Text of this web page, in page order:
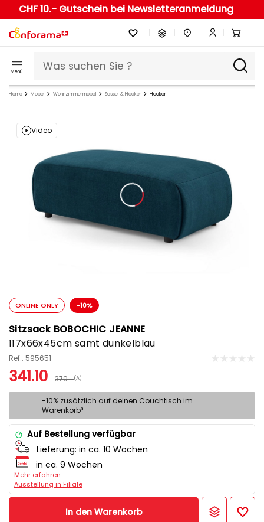
CHF 10.- Gutschein bei Newsletteranmeldung
Menü
Home Möbel Wohnzimmermöbel Sessel & Hocker Hocker
Video
ONLINE ONLY -10%
Sitzsack BOBOCHIC JEANNE
117x66x45cm samt dunkelblau
Ref.: 595651
341.10 379.-(A)
-10% zusätzlich auf deinen Couchtisch im
Warenkorb³
Auf Bestellung verfügbar
Lieferung: in ca. 10 Wochen
in ca. 9 Wochen
Mehr erfahren
Ausstellung in Filiale
In den Warenkorb